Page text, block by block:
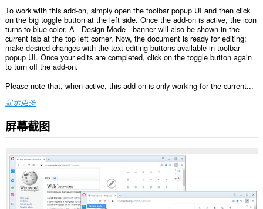
To work with this add-on, simply open the toolbar popup UI and then click
on the big toggle button at the left side. Once the add-on is active, the icon
turns to blue color. A - Design Mode - banner will also be shown in the
current tab at the top left corner. Now, the document is ready for editing;
make desired changes with the text editing buttons available in toolbar
popup UI. Once your edits are completed, click on the toggle button again
to turn off the add-on.
Please note that, when active, this add-on is only working for the current...
显示更多
屏幕截图